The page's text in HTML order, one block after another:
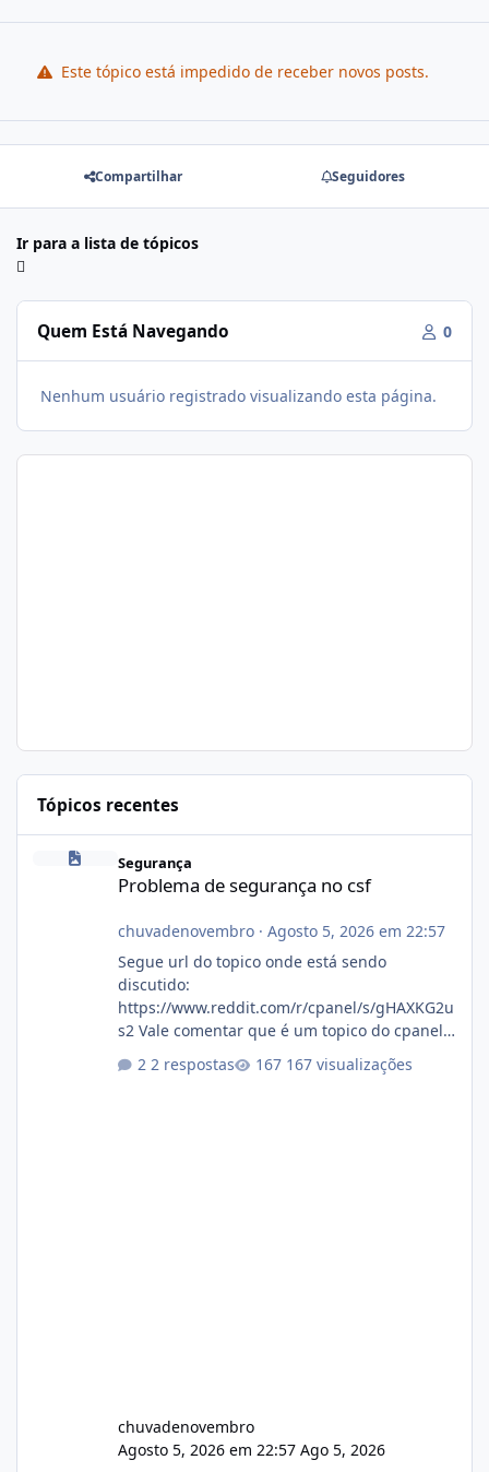
Este tópico está impedido de receber novos posts.
Compartilhar Seguidores
Ir para a lista de tópicos
Quem Está Navegando 0
Nenhum usuário registrado visualizando esta página.
Tópicos recentes
Problema de segurança no csf
Segurança
Problema de segurança no csf
chuvadenovembro· Agosto 5, 2026 em 22:57
Segue url do topico onde está sendo
discutido:
https://www.reddit.com/r/cpanel/s/gHAXKG2u
s2 Vale comentar que é um topico do cpanel...
Não sei como ta a pegada no da.
2 respostas 167 visualizações
chuvadenovembro
Agosto 5, 2026 em 22:57 Ago 5, 2026